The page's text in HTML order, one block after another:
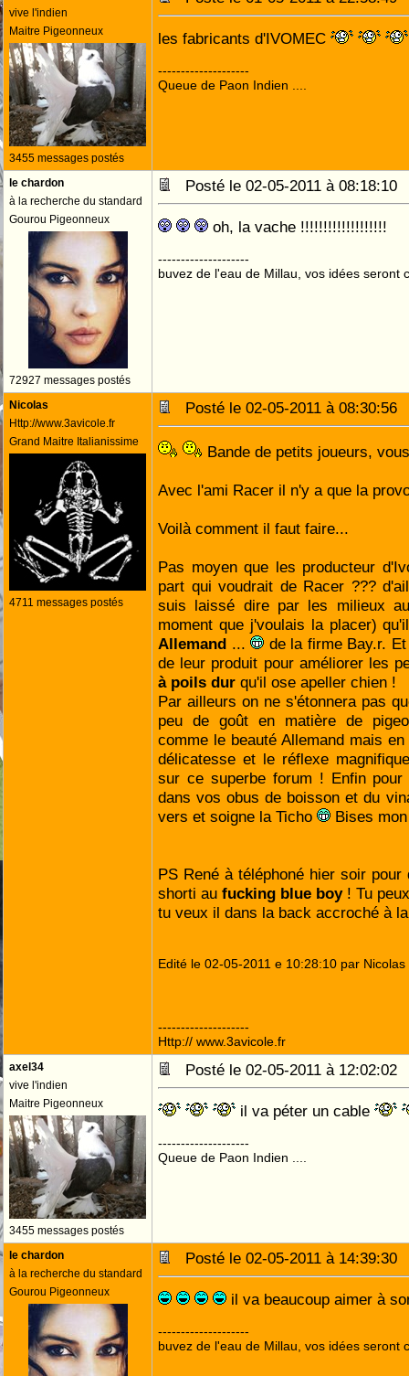
vive l'indien
Maitre Pigeonneux
3455 messages postés
les fabricants d'IVOMEC
--------------------
Queue de Paon Indien ....
le chardon
à la recherche du standard
Gourou Pigeonneux
72927 messages postés
Posté le 02-05-2011 à
oh, la vache !!!!!!!!!!!!!!!!!!!
--------------------
buvez de l'eau de Millau, vos idées seront
Nicolas
Http://www.3avicole.fr
Grand Maitre Italianissime
4711 messages postés
Posté le 02-05-2011 à
Bande de petits joueurs,
Avec l'ami Racer il n'y a que la
Voilà comment il faut faire...
Pas moyen que les producteur
part qui voudrait de Racer ???
suis laissé dire par les milieux
moment que j'voulais la placer)
Allemand ...
de la firme Bay.r.
de leur produit pour améliorer les
à poils dur qu'il ose apeller chien !
Par ailleurs on ne s'étonnera pas
peu de goût en matière de
comme le beauté Allemand mais
délicatesse et le réflexe
sur ce superbe forum ! Enfin
dans vos obus de boisson et du
vers et soigne la Ticho
Bises
PS René à téléphoné hier soir
shorti au
! Tu
tu veux il dans la back accroché à
Edité le 02-05-2011 e 10:28:10 par Nicolas
--------------------
Http:// www.3avicole.fr
axel34
vive l'indien
Maitre Pigeonneux
3455 messages postés
Posté le 02-05-2011 à
il va péter un cable
--------------------
Queue de Paon Indien ....
le chardon
à la recherche du standard
Gourou Pigeonneux
Posté le 02-05-2011 à
il va beaucoup aimer à
--------------------
buvez de l'eau de Millau, vos idées seront